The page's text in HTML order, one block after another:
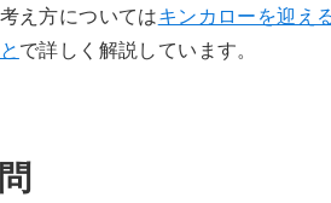
え方についてはキンカローを迎え
で詳しく解説しています。